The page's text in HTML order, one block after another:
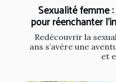
Sexualité femme
pour réenchanter
Redécouvrir la
ans s’avère une
et